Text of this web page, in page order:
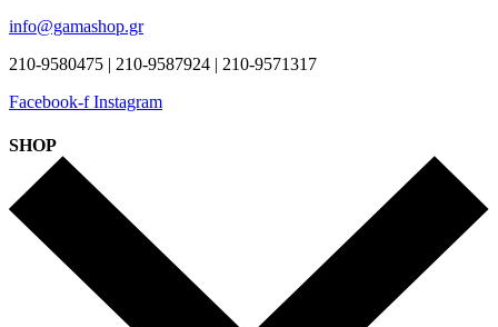
info@gamashop.gr
210-9580475 | 210-9587924 | 210-9571317
Facebook-f Instagram
SHOP